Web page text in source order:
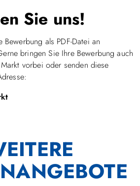
Sie uns!
als PDF-Datei an
bringen Sie Ihre Bewerbung auch
vorbei oder senden diese